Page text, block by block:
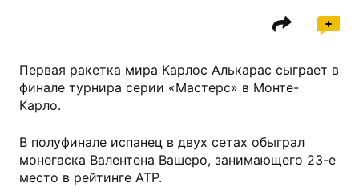
Первая ракетка мира Карлос Алькарас сыграет в
финале турнира серии «Мастерс» в Монте-
Карло.
В полуфинале испанец в двух сетах обыграл
монегаска Валентена Вашеро, занимающего 23-е
место в рейтинге ATP.